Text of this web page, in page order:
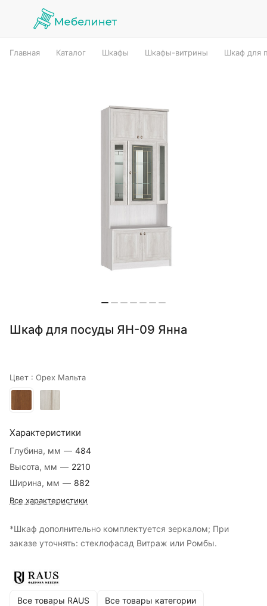
Главная Каталог Шкафы Шкафы-витрины Шкаф для
Шкаф для посуды ЯН-09 Янна
Цвет : Орех Мальта
Характеристики
Глубина, мм — 484
Высота, мм — 2210
Ширина, мм — 882
Все характеристики
*Шкаф дополнительно комплектуется зеркалом; При
заказе уточнять: стеклофасад Витраж или Ромбы.
Все товары RAUS Все товары категории